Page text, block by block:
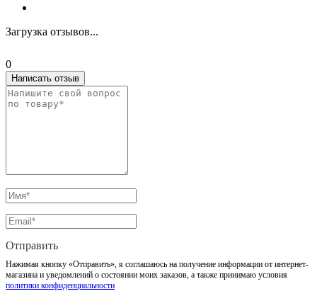
Загрузка отзывов...
0
Написать отзыв
Отправить
Нажимая кнопку «Отправить», я соглашаюсь на получение информации от интернет-
магазина и уведомлений о состоянии моих заказов, а также принимаю условия
политики конфиденциальности